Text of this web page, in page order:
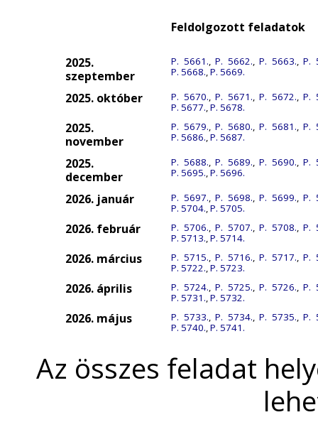
Feldolgozott feladatok
2025.
szeptember
P. 5661.,P. 5662.,P. 5663.,P.
P. 5668.,P. 5669.
2025. október P. 5670.,P. 5671.,P. 5672.,P.
P. 5677.,P. 5678.
2025.
november
P. 5679.,P. 5680.,P. 5681.,P.
P. 5686.,P. 5687.
2025.
december
P. 5688.,P. 5689.,P. 5690.,P.
P. 5695.,P. 5696.
2026. január P. 5697.,P. 5698.,P. 5699.,P.
P. 5704.,P. 5705.
2026. február P. 5706.,P. 5707.,P. 5708.,P.
P. 5713.,P. 5714.
2026. március P. 5715.,P. 5716.,P. 5717.,P.
P. 5722.,P. 5723.
2026. április P. 5724.,P. 5725.,P. 5726.,P.
P. 5731.,P. 5732.
2026. május P. 5733.,P. 5734.,P. 5735.,P.
P. 5740.,P. 5741.
Az összes feladat